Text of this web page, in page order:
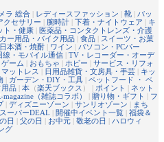
ラ 総合 | レディースファッション | 靴 | バッ
クセサリー | 腕時計 | 下着・ナイトウェア | キ
ト・健康 | 医薬品・コンタクトレンズ・介護
カー用品・バイク用品 | 食品 | スイーツ・お菓
日本酒・焼酎 | ワイン | パソコン・PCパー
線・モバイル通信 | TV・レコーダー・オーデ
ゲーム | おもちゃ | ホビー | サービス・リフォ
ットレス | 日用品雑貨・文房具・手芸 | キッ
| ガーデン・DIY・工具 | ペットフード ・ ペ
用品 | 本 （楽天ブックス ） | ポイント | ネット
magazine（雑誌コラボ） | 贈り物・ギフト | フ
| ディズニーゾーン | サンリオゾーン | まち
スーパーDEAL | 開催中イベント一覧 | 福袋＆
日 | 父の日 | お中元 | 敬老の日 | ハロウィ
グ